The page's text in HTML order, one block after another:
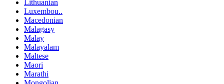
Lithuanian
Luxembou..
Macedonian
Malagasy
Malay
Malayalam
Maltese
Maori
Marathi